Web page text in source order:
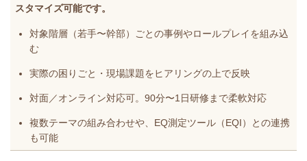
スタマイズ可能です。
対象階層（若手〜幹部）ごとの事例やロールプレイを組み込
む
実際の困りごと・現場課題をヒアリングの上で反映
対面／オンライン対応可。90分〜1日研修まで柔軟対応
複数テーマの組み合わせや、EQ測定ツール（EQI）との連携
も可能